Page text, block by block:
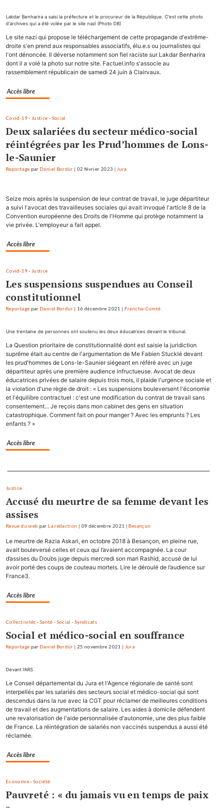
Lakdar Benharira a saisi la préfecture et le procureur de la République. C'est cette photo
d'archives qui a été volée par le site nazi (Photo DB)
Le site nazi qui propose le téléchargement de cette propagande d'extrême-
droite s'en prend aux responsables associatifs, élu.e.s ou journalistes qui
l'ont dénoncée. Il déverse notamment son fiel raciste sur Lakdar Benharira
dont il a volé la photo sur notre site. Factuel.info s'associe au
rassemblement républicain de samedi 24 juin à Clairvaux.
Accès libre
Covid-19- Justice - Social
Deux salariées du secteur médico-social
réintégrées par les Prud’hommes de Lons-
le-Saunier
Reportage parDaniel Bordür | 02 février 2023 | Jura
Seize mois après la suspension de leur contrat de travail, le juge départiteur
a suivi l'avocat des travailleuses sociales qui avait invoqué l'article 8 de la
Convention européenne des Droits de l'Homme qui protège notamment la
vie privée. L'employeur a fait appel.
Accès libre
Covid-19- Justice
Les suspensions suspendues au Conseil
constitutionnel
Reportage parDaniel Bordür | 16 décembre 2021 | Franche-Comté
Une trentaine de personnes ont soutenu les deux éducatrices devant le tribunal.
La Question prioritaire de constitutionnalité dont est saisie la juridiction
suprême était au centre de l'argumentation de Me Fabien Stucklé devant
les prud'hommes de Lons-le-Saunier siégeant en référé avec un juge
départiteur après une première audience infructueuse. Avocat de deux
éducatrices privées de salaire depuis trois mois, il plaide l'urgence sociale et
la violation d'une règle de droit : « Les suspensions bouleversent l'économie
et l'équilibre contractuel : c'est une modification du contrat de travail sans
consentement... Je reçois dans mon cabinet des gens en situation
catastrophique. Comment fait on pour manger ? Avec les emprunts ? Les
enfants ? »
Accès libre
Justice
Accusé du meurtre de sa femme devant les
assises
Revue du web parLa rédaction | 09 décembre 2021 |Besançon
Le meurtre de Razia Askari, en octobre 2018 à Besançon, en pleine rue,
avait bouleversé celles et ceux qui l’avaient accompagnée. La cour
d’assises du Doubs juge depuis mercredi son mari Rashid, accusé de lui
avoir porté des coups de couteau mortels. Lire le déroulé de l’audience sur
France3.
Accès libre
Collectivités - Santé - Social - Syndicats
Social et médico-social en souffrance
Reportage parDaniel Bordür | 25 novembre 2021 | Jura
Devant l'ARS
Le Conseil départemental du Jura et l'Agence régionale de santé sont
interpellés par les salariés des secteurs social et médico-social qui sont
descendus dans la rue avec la CGT pour réclamer de meilleures conditions
de travail et des augmentations de salaire. Les aides à domicile défendent
une revalorisation de l'aide personnalisée d'autonomie, une des plus faible
de France. La réintégration de salariés non vaccinés suspendus a aussi été
réclamée.
Accès libre
Economie- Société
Pauvreté : « du jamais vu en temps de paix